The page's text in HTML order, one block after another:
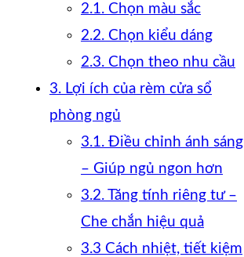
2.1. Chọn màu sắc
2.2. Chọn kiểu dáng
2.3. Chọn theo nhu cầu
3. Lợi ích của rèm cửa sổ
phòng ngủ
3.1. Điều chỉnh ánh sáng
– Giúp ngủ ngon hơn
3.2. Tăng tính riêng tư –
Che chắn hiệu quả
3.3 Cách nhiệt, tiết kiệm